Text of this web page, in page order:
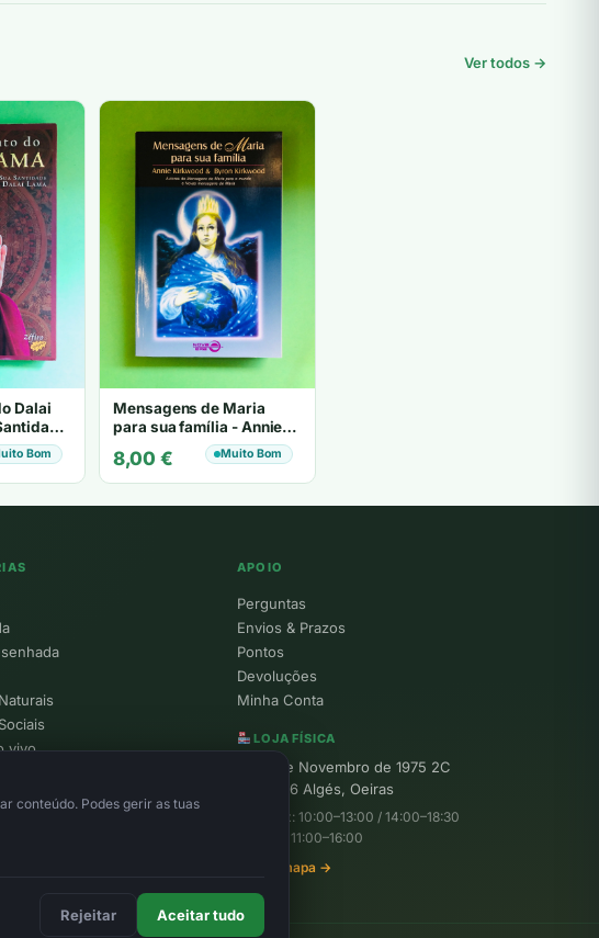
Ver todos →
Dalai
Bom
Mensagens de Maria
para sua família - Annie
Kirkwood & Byron
Kirkwood
8,00 € Muito Bom
vivo
APOIO
Perguntas
Envios & Prazos
Pontos
Devoluções
Minha Conta
LOJA FÍSICA
R. 25 de Novembro de 1975 2C
1495-156 Algés, Oeiras
Seg–Sex: 10:00–13:00 / 14:00–18:30
Sábado: 11:00–16:00
Ver no mapa →
conteúdo. Podes gerir as tuas
Rejeitar Aceitar tudo